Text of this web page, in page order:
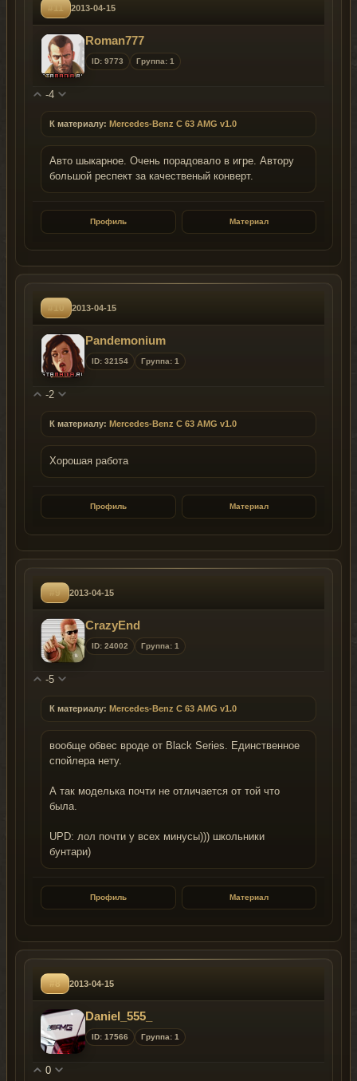
#11 2013-04-15
Roman777
ID: 9773 Группа: 1
-4
К материалу: Mercedes-Benz C 63 AMG v1.0
Авто шыкарное. Очень порадовало в игре. Автору
большой респект за качественый конверт.
Профиль Материал
#10 2013-04-15
Pandemonium
ID: 32154 Группа: 1
-2
К материалу: Mercedes-Benz C 63 AMG v1.0
Хорошая работа
Профиль Материал
#9 2013-04-15
CrazyEnd
ID: 24002 Группа: 1
-5
К материалу: Mercedes-Benz C 63 AMG v1.0
вообще обвес вроде от Black Series. Единственное
спойлера нету.
А так моделька почти не отличается от той что
была.
UPD: лол почти у всех минусы))) школьники
бунтари)
Профиль Материал
#8 2013-04-15
Daniel_555_
ID: 17566 Группа: 1
0